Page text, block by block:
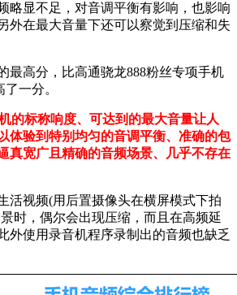
略显不足，对音调平衡有影响，也影响
外在最大音量下还可以察觉到压缩和失
最高分，比高通骁龙888粉丝专项手机
了一分。
的标称响度、可达到的最大音量让人
体验到特别均匀的音调平衡、准确的包
真宽广且精确的音频场景、几乎不存在
活视频(用后置摄像头在横屏模式下拍
时，偶尔会出现压缩，而且在高频延
外使用录音机程序录制出的音频也缺乏